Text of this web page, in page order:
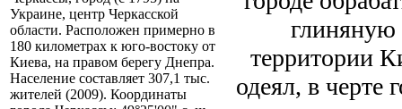
Украине, центр Черкасской
области. Расположен примерно в
180 километрах к юго-востоку от
Киева, на правом берегу Днепра.
Население составляет 307,1 тыс.
жителей (2009). Координаты
глиняную
территории
одеял, в